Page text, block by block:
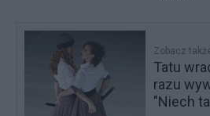
Zobacz
Tatu
razu
"Niech